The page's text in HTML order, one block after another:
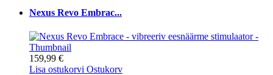
Nexus Revo Embrac...
159,99 €
Lisa ostukorvi Ostukorv